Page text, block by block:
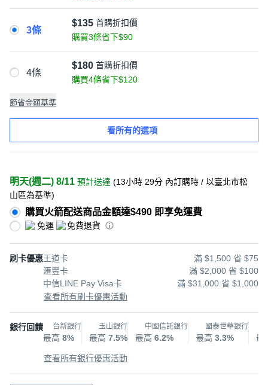
3條
$135 首購折扣價
購買3條省下$90
4條
$180 首購折扣價
購買4條省下$120
節省金額基準
看所有的選項
明天(週二) 8/11 預計送達 (13小時 29分 內訂購時 / 以臺北市松
山區為基準)
購買火箭配送商品金額達$490 即享免運費
免運 免費退貨
刷卡優惠王道卡
滿 $1,500 省 $75
滙豐卡
滿 $2,000 省 $100
中信LINE Pay Visa卡
滿 $31,000 省 $1,000
查看所有刷卡優惠活動
銀行回饋 台新銀行
最高 8%
玉山銀行
最高 7.5%
中國信託銀行
最高 6.2%
國泰世華銀行
最高 3.3% 最
查看所有銀行優惠活動